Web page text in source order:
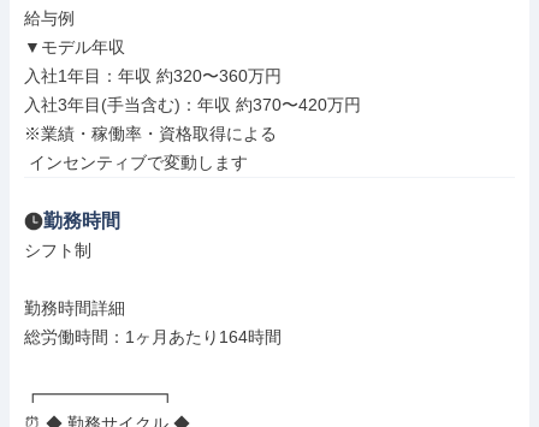
給与例
▼モデル年収
入社1年目：年収 約320〜360万円
入社3年目(手当含む)：年収 約370〜420万円
※業績・稼働率・資格取得による
インセンティブで変動します
勤務時間
シフト制
勤務時間詳細
総労働時間：1ヶ月あたり164時間
┏━━━━━━━┓